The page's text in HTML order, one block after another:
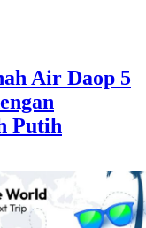
Air Daop 5
Putih